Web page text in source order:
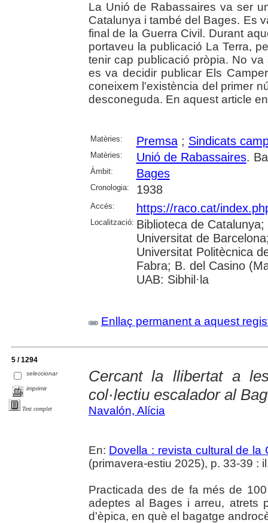
La Unió de Rabassaires va ser
Catalunya i també del Bages. Es
final de la Guerra Civil. Durant
portaveu la publicació La Terra,
tenir cap publicació pròpia. No
es va decidir publicar Els
coneixem l'existència del primer
desconeguda. En aquest article
Matèries: Premsa; Sindicats
Matèries: Unió de Rabassaires.
Àmbit: Bages
Cronologia: 1938
Accés: https://raco.cat/
Localització: Biblioteca de
Universitat de
Universitat Politècnica
Fabra; B. del Casino
UAB: Sibhil·la
Enllaç permanent a aquest
5 / 1294
seleccionar
imprimir
Text complet
Cercant la llibertat a
col·lectiu escalador al
Navalón, Alícia
En: Dovella : revista cultural de la
(primavera-estiu 2025), p. 33-39 :
Practicada des de fa més de
adeptes al Bages i arreu, atrets
d'èpica, en què el bagatge